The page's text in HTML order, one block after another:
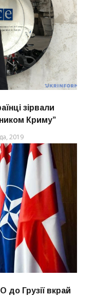
зірвали
Криму”
2019
до Грузії вкрай